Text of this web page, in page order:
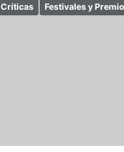
Críticas Festivales y